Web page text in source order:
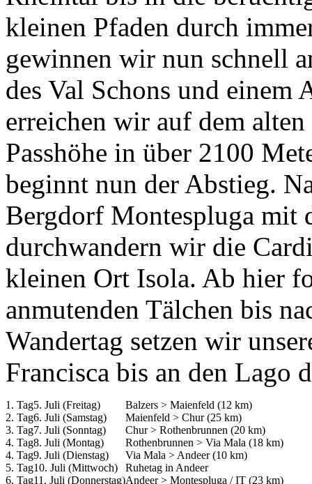
kleinen Pfaden durch
gewinnen wir nun schnell
des Val Schons und einem
erreichen wir auf dem
Passhöhe in über 2100
beginnt nun der Abstieg.
Bergdorf Montespluga mit
durchwandern wir die
kleinen Ort Isola. Ab hier
anmutenden Tälchen bis
Wandertag setzen wir
Francisca bis an den Lago
1. Tag5. Juli (Freitag)
Balzers > Maienfeld (12 km)
2. Tag6. Juli (Samstag)
Maienfeld > Chur (25 km)
3. Tag7. Juli (Sonntag)
Chur > Rothenbrunnen (20 km)
4. Tag8. Juli (Montag)
Rothenbrunnen > Via Mala (18 km)
4. Tag9. Juli (Dienstag)
Via Mala > Andeer (10 km)
5. Tag10. Juli (Mittwoch)
Ruhetag in Andeer
6. Tag11. Juli (Donnerstag)Andeer > Montespluga / IT (23 km)